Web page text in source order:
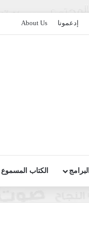
إدعمونا About Us
البرامج الكتاب المسموع